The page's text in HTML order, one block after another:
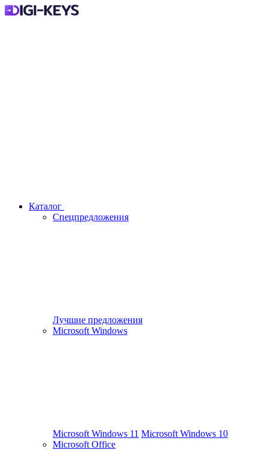
Каталог
Спецпредложения
Лучшие предложения
Microsoft Windows
Microsoft Windows 11 Microsoft Windows 10
Microsoft Office